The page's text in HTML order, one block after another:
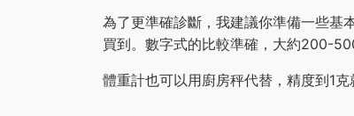
為了更準確診斷，我建議你準備一些基
買到。數字式的比較準確，大約200-
體重計也可以用廚房秤代替，精度到1